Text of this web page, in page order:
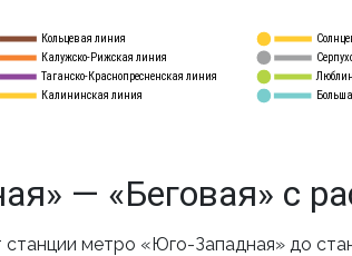
Кольцевая линия
Калужско-Рижская линия
Таганско-Краснопресненская линия
Калининская линия
— «Беговая» с
метро «Юго-Западная» до